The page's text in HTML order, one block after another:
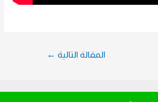
المقالة التالية ←